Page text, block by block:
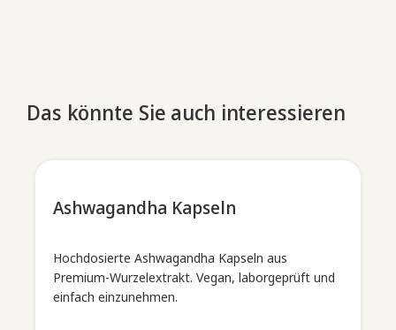
Das könnte Sie auch interessieren
Ashwagandha Kapseln
Hochdosierte Ashwagandha Kapseln aus
Premium-Wurzelextrakt. Vegan, laborgeprüft und
einfach einzunehmen.